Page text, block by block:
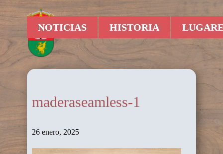
NOTICIAS HISTORIA
maderaseamless-1
26 enero, 2025